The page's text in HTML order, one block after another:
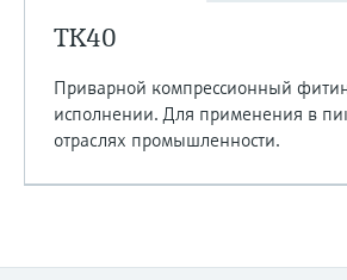
TK40
Приварной компрессионный
исполнении. Для применения в
отраслях промышленности.